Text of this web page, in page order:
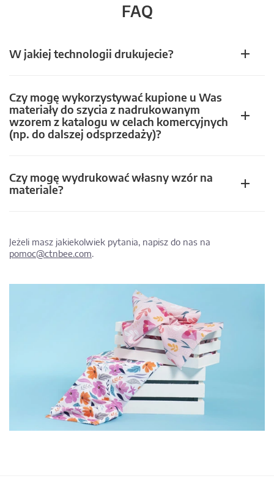
FAQ
W jakiej technologii drukujecie?
Czy mogę wykorzystywać kupione u Was
materiały do szycia z nadrukowanym
wzorem z katalogu w celach komercyjnych
(np. do dalszej odsprzedaży)?
Czy mogę wydrukować własny wzór na
materiale?
Jeżeli masz jakiekolwiek pytania, napisz do nas na
pomoc@ctnbee.com.